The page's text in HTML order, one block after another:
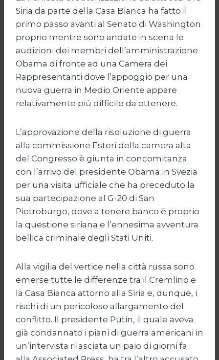
Siria da parte della Casa Bianca ha fatto il
primo passo avanti al Senato di Washington
proprio mentre sono andate in scena le
audizioni dei membri dell’amministrazione
Obama di fronte ad una Camera dei
Rappresentanti dove l’appoggio per una
nuova guerra in Medio Oriente appare
relativamente più difficile da ottenere.
L’approvazione della risoluzione di guerra
alla commissione Esteri della camera alta
del Congresso è giunta in concomitanza
con l’arrivo del presidente Obama in Svezia
per una visita ufficiale che ha preceduto la
sua partecipazione al G-20 di San
Pietroburgo, dove a tenere banco è proprio
la questione siriana e l’ennesima avventura
bellica criminale degli Stati Uniti.
Alla vigilia del vertice nella città russa sono
emerse tutte le differenze tra il Cremlino e
la Casa Bianca attorno alla Siria e, dunque, i
rischi di un pericoloso allargamento del
conflitto. Il presidente Putin, il quale aveva
già condannato i piani di guerra americani in
un’intervista rilasciata un paio di giorni fa